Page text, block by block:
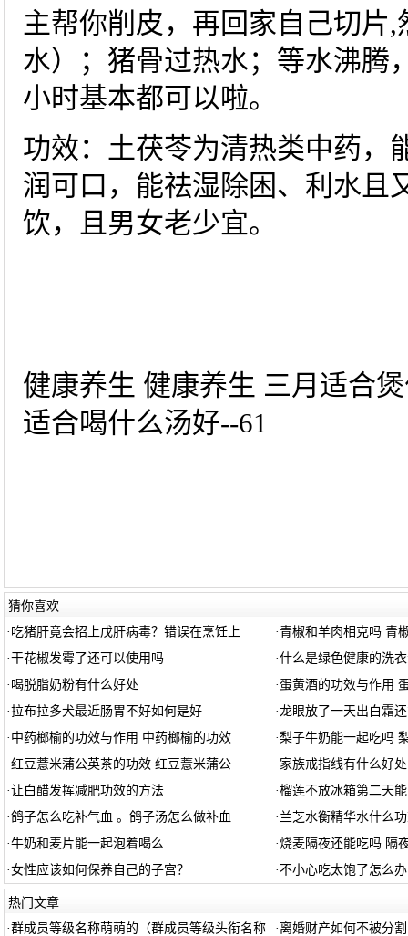
主帮你削皮，再回家自己切片
水）；猪骨过热水；等水沸腾
小时基本都可以啦。
功效：土茯苓为清热类中药，
润可口，能祛湿除困、利水且
饮，且男女老少宜。
健康养生 健康养生 三月适合
适合喝什么汤好--61
猜你喜欢
· 吃猪肝竟会招上戊肝病毒？错误在烹饪上 ·青椒和羊肉相克吗 青
·干花椒发霉了还可以使用吗 ·什么是绿色健康的洗
· 喝脱脂奶粉有什么好处 ·蛋黄酒的功效与作用
·拉布拉多犬最近肠胃不好如何是好 ·龙眼放了一天出白霜
· 中药榔榆的功效与作用 中药榔榆的功效 ·梨子牛奶能一起吃吗
·红豆薏米蒲公英茶的功效 红豆薏米蒲公 · 家族戒指线有什么好处
·让白醋发挥减肥功效的方法 ·榴莲不放冰箱第二天
·鸽子怎么吃补气血 。鸽子汤怎么做补血 · 兰芝水衡精华水什么
·牛奶和麦片能一起泡着喝么 · 烧麦隔夜还能吃吗 隔
·女性应该如何保养自己的子宫？ ·不小心吃太饱了怎么办
热门文章
·群成员等级名称萌萌的（群成员等级头衔名称 · 离婚财产如何不被分割